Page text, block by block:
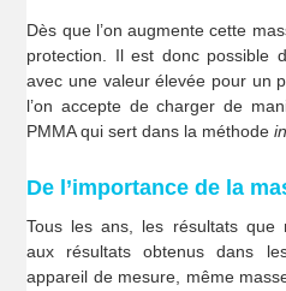
Dès que l’on augmente cette
protection. Il est donc possible
avec une valeur élevée pour un
l’on accepte de charger de
PMMA qui sert dans la méthode
De l’importance de la
Tous les ans, les résultats que
aux résultats obtenus dans
appareil de mesure, même